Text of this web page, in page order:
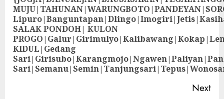
SALAK PONDOH| KULON
KIDUL|Gedang
Next